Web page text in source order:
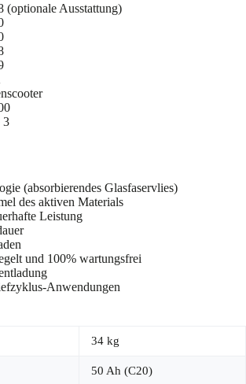
(optionale Ausstattung)
3
(absorbierendes Glasfaservlies)
des aktiven Materials
Leistung
und 100% wartungsfrei
Anwendungen
34 kg
50 Ah (C20)